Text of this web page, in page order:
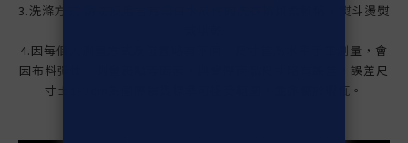
3.洗滌方式:請勿使用含有漂白水成份的洗衣精與柔軟精、熨斗燙熨
4.因每個人測量方式及位置略有不同，尺寸皆為水平手工測量，會
因布料彈性、測量起點等因素，與實際商品尺寸略有誤差，誤差尺
寸±1-3cm為國際驗貨標準可接受範圍，並非屬於瑕疵。